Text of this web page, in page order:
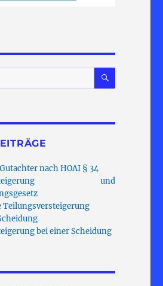
SUCHEN
nach HOAI § 34
und
Teilungsversteigerung
bei einer Scheidung